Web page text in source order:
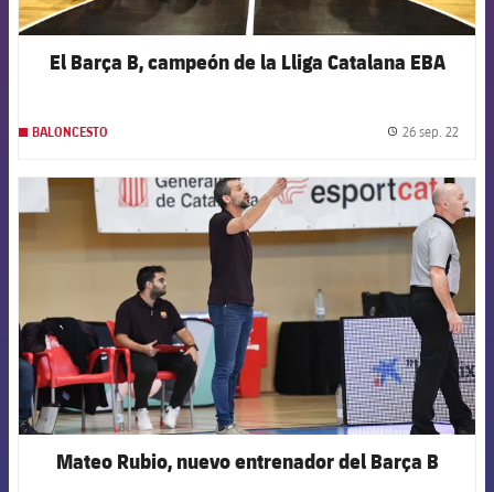
El Barça B, campeón de la Lliga Catalana EBA
BALONCESTO 26 sep. 22
FCB Barcelona badge
Mateo Rubio, nuevo entrenador del Barça B